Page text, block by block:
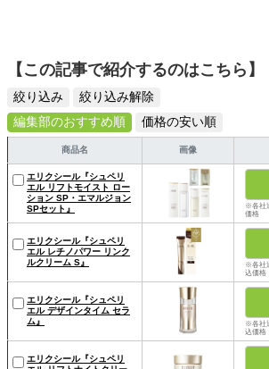
【この記事で紹介するのはこちら】
絞り込み
絞り込み解除
編集部のおすすめ順
価格の安い順
商品名 画像
エリクシール『シュペリ
エル リフトモイスト ロー
ション SP・エマルジョン
SPセット』
※各社
価格
エリクシール『シュペリ
エル レチノパワー リンク
ルクリーム S』
※各社
込価格
エリクシール『シュペリ
エル デザインタイム セラ
ム』
※各社
込価格
エリクシール『シュペリ